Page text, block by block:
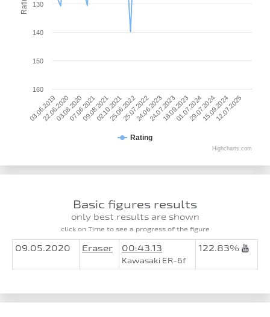
Rating
03.06.2019
22.06.202003.08.202007.06.202109.08.202102.10.202125.06.202225.07.202224.06.202324.07.202318.09.202301.07.202429.07.202415.09.2024
12.07.2025
130
140
150
160
Highcharts.com
Basic figures results
only best results are shown
click on Time to see a progress of the figure
09.05.2020 Eraser 00:43.13
Kawasaki ER-6f
122.83%